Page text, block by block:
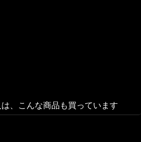
、こんな商品も買っています